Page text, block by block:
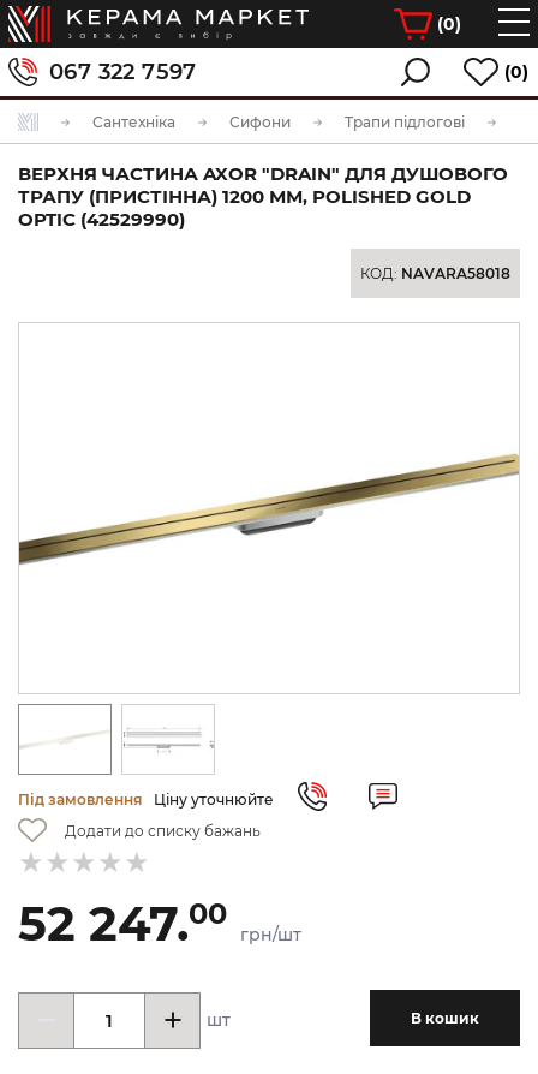
(0)
067 322 7597 (0)
Сантехніка Сифони Трапи підлогові
ВЕРХНЯ ЧАСТИНА AXOR "DRAIN" ДЛЯ ДУШОВОГО
ТРАПУ (ПРИСТІННА) 1200 ММ, POLISHED GOLD
OPTIC (42529990)
КОД: NAVARA58018
Під замовлення
Ціну уточнюйте
Додати до списку бажань
52 247.00
грн/шт
шт В кошик